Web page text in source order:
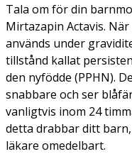
Tala om för din
Mirtazapin Actavis. När
används under
tillstånd kallat
den nyfödde (PPHN).
snabbare och ser
vanligtvis inom 24
detta drabbar ditt
läkare omedelbart.